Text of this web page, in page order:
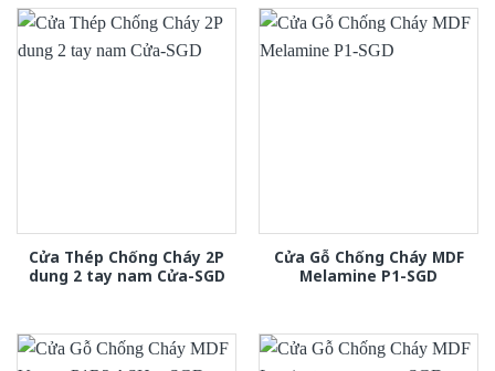
Cửa Thép Chống Cháy 2P
dung 2 tay nam Cửa-SGD
Cửa Gỗ Chống Cháy MDF
Melamine P1-SGD